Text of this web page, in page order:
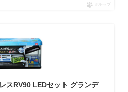
ポチップ
スRV90 LEDセット グランデ